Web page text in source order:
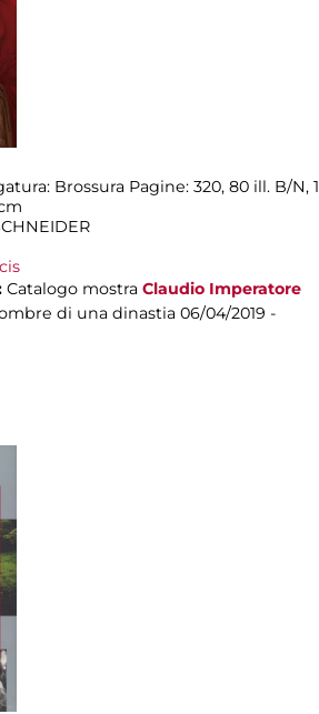
Brossura Pagine: 320, 80 ill. B/N, 1
Catalogo mostra Claudio Imperatore
di una dinastia 06/04/2019 -